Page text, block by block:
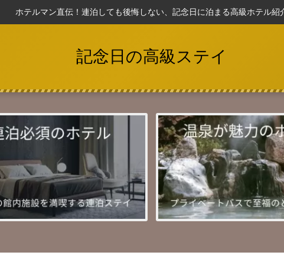
ホテルマン直伝！連泊しても後悔しない、記念日に泊まる高級ホテル紹
記念日の高級ステイ